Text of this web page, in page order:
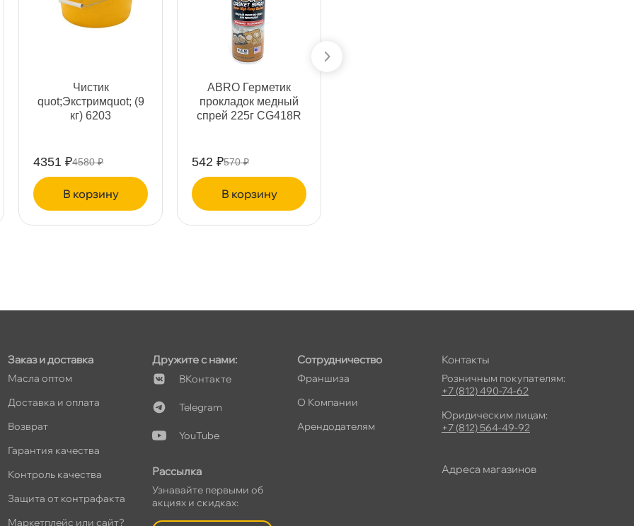
Чистик
quot;Экстримquot; (9
кг) 6203
4351 ₽4580 ₽
корзину
ABRO Герметик
прокладок медный
спрей 225г CG418R
542 ₽570 ₽
корзину
Заказ и доставка
Масла оптом
Доставка и оплата
озврат
Гарантия качества
Контроль качества
Защита от контрафакта
Маркетплейс или сайт?
Дружите с нами:
Контакте
Telegram
YouTube
Рассылка
Узнавайте первыми о
акциях и скидках:
Сотрудничество
Франшиза
О Компании
Арендодателям
Контакты
Розничным покупателям:
+7 (812) 490-74-62
Юридическим лицам:
+7 (812) 564-49-92
Адреса магазино